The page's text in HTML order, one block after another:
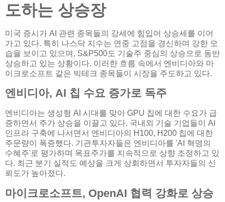
도하는 상승장
미국 증시가 AI 관련 종목들의 강세에 힘입어 상승세를 이어
가고 있다. 특히 나스닥 지수는 연중 고점을 경신하며 강한 모
습을 보이고 있으며, S&P500도 기술주 중심의 상승으로 동반
상승하고 있는 상황이다. 이러한 흐름 속에서 엔비디아와 마
이크로소프트 같은 빅테크 종목들이 시장을 주도하고 있다.
엔비디아, AI 칩 수요 증가로 독주
엔비디아는 생성형 AI 시대를 맞아 GPU 칩에 대한 수요가 급
증하면서 주가 상승을 이끌고 있다. 국내외 기술 기업들이 AI
인프라 구축에 나서면서 엔비디아의 H100, H200 칩에 대한
주문량이 폭증했다. 기관투자자들은 엔비디아를 'AI 혁명의
수혜주'로 평가하며 목표주가를 지속적으로 상향 조정하고 있
다. 최근 분기 실적도 예상을 크게 상회하면서 투자자들의 신
뢰도가 높아졌다.
마이크로소프트, OpenAI 협력 강화로 상승